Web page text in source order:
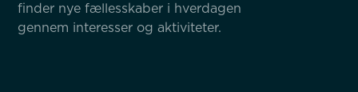
finder nye fællesskaber i hverdagen
gennem interesser og aktiviteter.